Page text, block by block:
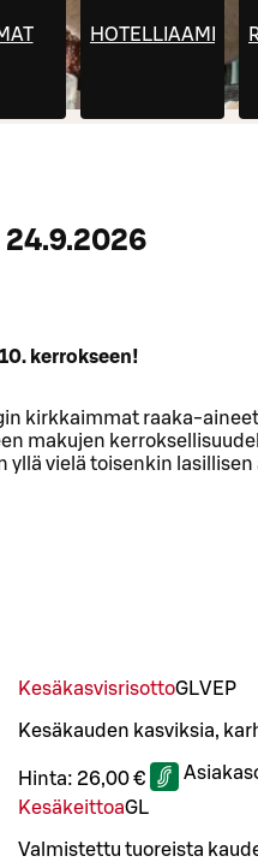
24.9.2026
kerrokseen!
kirkkaimmat raaka-
makujen
vielä toisenkin lasillisen
KesäkasvisrisottoGLVEP
Kesäkauden kasviksia,
Hinta: 26,00 €
KesäkeittoaGL
Valmistettu tuoreista